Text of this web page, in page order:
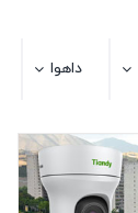
داهوا